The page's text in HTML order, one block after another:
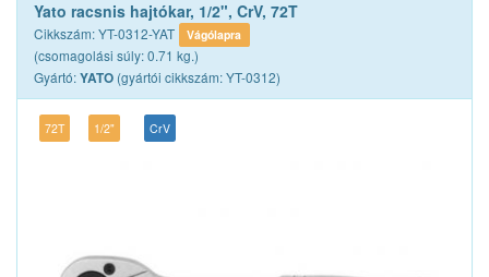
Yato racsnis hajtókar, 1/2", CrV, 72T
Cikkszám: YT-0312-YAT Vágólapra
(csomagolási súly: 0.71 kg.)
Gyártó:YATO (gyártói cikkszám: YT-0312)
72T 1/2" CrV